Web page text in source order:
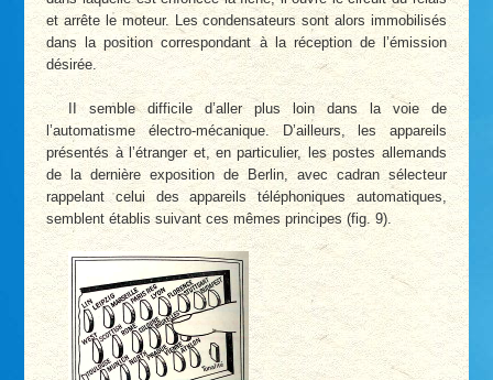
et arrête le moteur. Les condensateurs sont alors immobilisés
dans la position correspondant à la réception de l’émission
désirée.
II semble difficile d’aller plus loin dans la voie de
l’automatisme électro-mécanique. D’ailleurs, les appareils
présentés à l’étranger et, en particulier, les postes allemands
de la dernière exposition de Berlin, avec cadran sélecteur
rappelant celui des appareils téléphoniques automatiques,
semblent établis suivant ces mêmes principes (fig. 9).